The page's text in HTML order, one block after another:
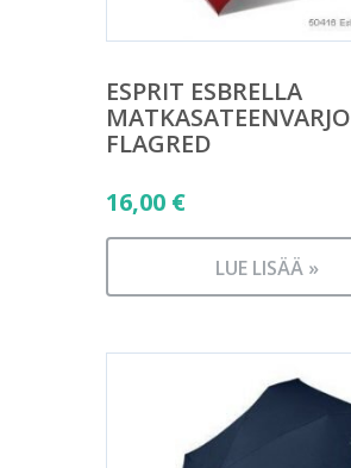
ESPRIT ESBRELLA
MATKASATEENVARJO
FLAGRED
16,00 €
LUE LISÄÄ »